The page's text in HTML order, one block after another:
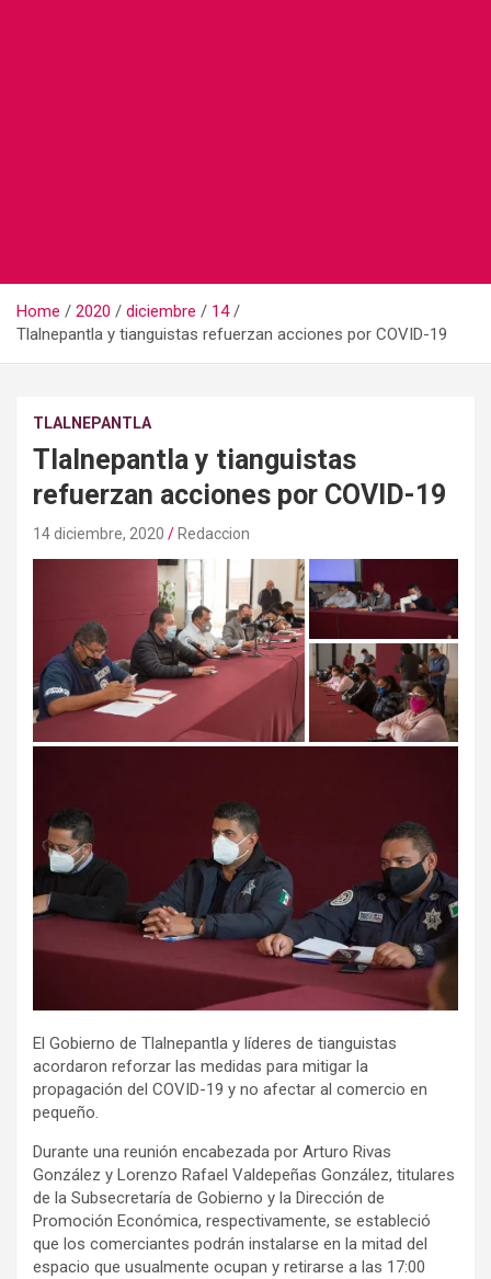
Home 2020 diciembre
14
Tlalnepantla y tianguistas refuerzan acciones por COVID-19
TLALNEPANTLA
Tlalnepantla y tianguistas
refuerzan acciones por COVID-19
14 diciembre, 2020 Redaccion
El Gobierno de Tlalnepantla y líderes de tianguistas
acordaron reforzar las medidas para mitigar la
propagación del COVID-19 y no afectar al comercio en
pequeño.
Durante una reunión encabezada por Arturo Rivas
González y Lorenzo Rafael Valdepeñas González, titulares
de la Subsecretaría de Gobierno y la Dirección de
Promoción Económica, respectivamente, se estableció
que los comerciantes podrán instalarse en la mitad del
espacio que usualmente ocupan y retirarse a las 17:00